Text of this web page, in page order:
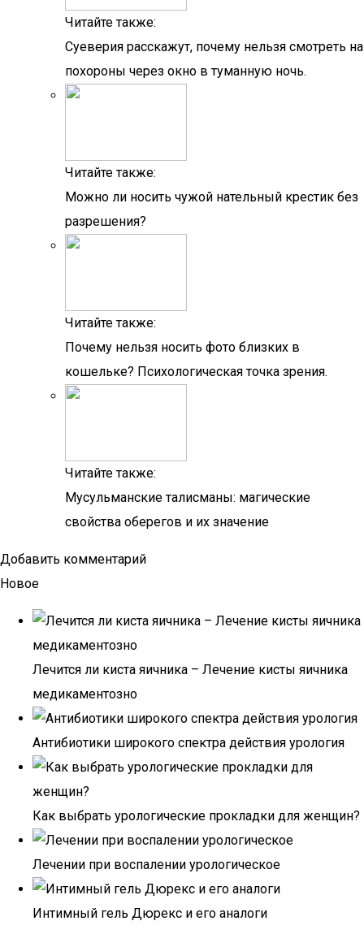
Читайте также:
Суеверия расскажут, почему нельзя смотреть на
похороны через окно в туманную ночь.
Читайте также:
Можно ли носить чужой нательный крестик без
разрешения?
Читайте также:
Почему нельзя носить фото близких в
кошельке? Психологическая точка зрения.
Читайте также:
Мусульманские талисманы: магические
свойства оберегов и их значение
Добавить комментарий
Новое
Лечится ли киста яичника – Лечение кисты яичника
медикаментозно
Антибиотики широкого спектра действия урология
Как выбрать урологические прокладки для женщин?
Лечении при воспалении урологическое
Интимный гель Дюрекс и его аналоги